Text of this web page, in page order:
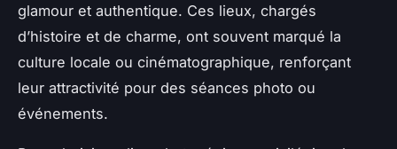
glamour et authentique. Ces lieux, chargés
d’histoire et de charme, ont souvent marqué la
culture locale ou cinématographique, renforçant
leur attractivité pour des séances photo ou
événements.